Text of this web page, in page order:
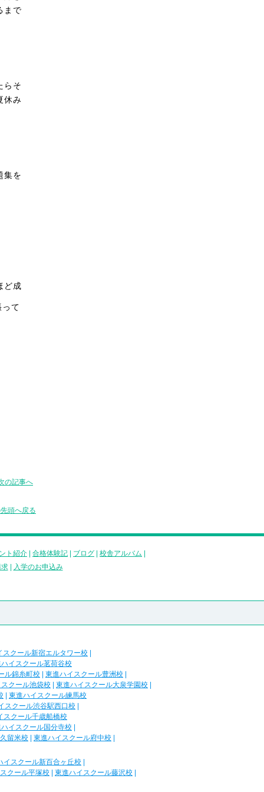
まで
らそ
休み
集を
ど成
て
の記事へ
頭へ戻る
ト紹介 合格体験記 ブログ 校舎アルバム
|
入学のお申込み
スクール新宿エルタワー校
イスクール茗荷谷校
ル錦糸町校 東進ハイスクール豊洲校
クール池袋校 東進ハイスクール大泉学園校
東進ハイスクール練馬校
スクール渋谷駅西口校
スクール千歳船橋校
イスクール国分寺校
留米校 東進ハイスクール府中校
イスクール新百合ヶ丘校
クール平塚校 東進ハイスクール藤沢校